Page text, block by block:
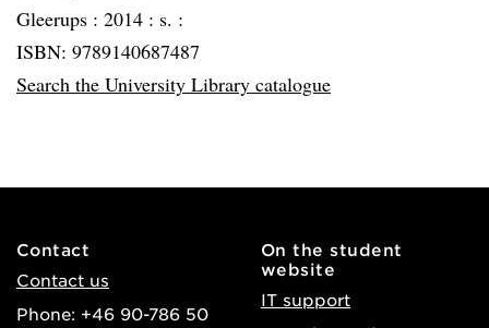
Gleerups : 2014 : s. :
ISBN: 9789140687487
Search the University Library catalogue
Contact
Contact us
Phone: +46 90-786 50
On the student
website
IT support